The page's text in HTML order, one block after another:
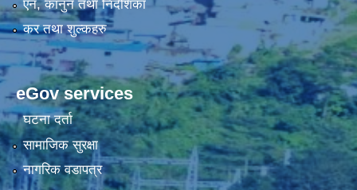
एन, कानुन तथा निर्देशिका
कर तथा शुल्कहरु
eGov services
घटना दर्ता
सामाजिक सुरक्षा
नागरिक वडापत्र